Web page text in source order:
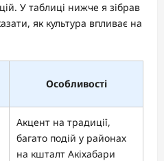
У таблиці нижче я зібрав
як культура впливає на
Особливості
Акцент на традиції,
багато подій у районах
на кшталт Акіхабари